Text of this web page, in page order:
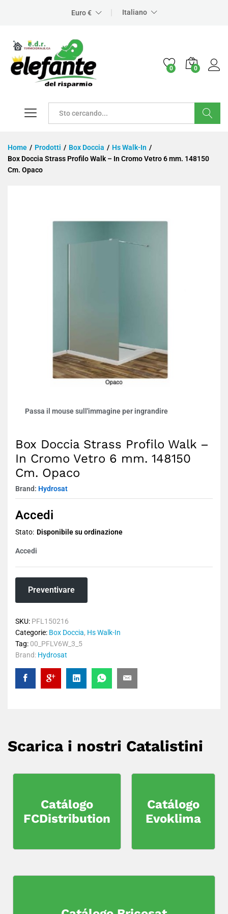
Euro € Italiano
0 0
Home / Prodotti / Box Doccia / Hs Walk-In /
Box Doccia Strass Profilo Walk – In Cromo Vetro 6 mm. 148150
Cm. Opaco
Passa il mouse sull'immagine per ingrandire
Box Doccia Strass Profilo Walk –
In Cromo Vetro 6 mm. 148150
Cm. Opaco
Brand: Hydrosat
Accedi
Stato: Disponibile su ordinazione
Accedi
Preventivare
SKU: PFL150216
Categorie: Box Doccia, Hs Walk-In
Tag: 00_PFLV6W_3_5
Brand: Hydrosat
Scarica i nostri Catalistini
Catálogo
FCDistribution
Catálogo
Evoklima